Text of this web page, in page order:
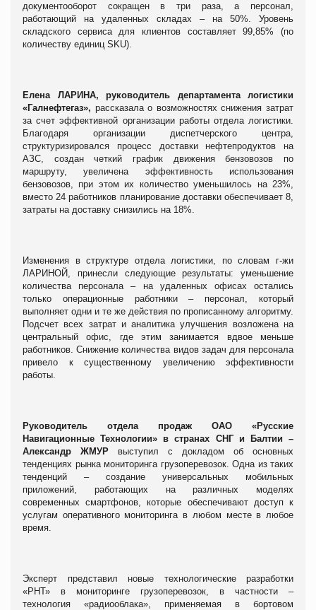
документооборот сокращен в три раза, а персонал,
работающий на удаленных складах – на 50%. Уровень
складского сервиса для клиентов составляет 99,85% (по
количеству единиц SKU).
Елена ЛАРИНА, руководитель департамента логистики
«Галнефтегаз», рассказала о возможностях снижения затрат
за счет эффективной организации работы отдела логистики.
Благодаря организации диспетчерского центра,
структуризировался процесс доставки нефтепродуктов на
АЗС, создан четкий график движения бензовозов по
маршруту, увеличена эффективность использования
бензовозов, при этом их количество уменьшилось на 23%,
вместо 24 работников планирование доставки обеспечивает 8,
затраты на доставку снизились на 18%.
Изменения в структуре отдела логистики, по словам г-жи
ЛАРИНОЙ, принесли следующие результаты: уменьшение
количества персонала – на удаленных офисах остались
только операционные работники – персонал, который
выполняет одни и те же действия по прописанному алгоритму.
Подсчет всех затрат и аналитика улучшения возложена на
центральный офис, где этим занимается вдвое меньше
работников. Снижение количества видов задач для персонала
привело к существенному увеличению эффективности
работы.
Руководитель отдела продаж ОАО «Русские
Навигационные Технологии» в странах СНГ и Балтии –
Александр ЖМУР выступил с докладом об основных
тенденциях рынка мониторинга грузоперевозок. Одна из таких
тенденций – создание универсальных мобильных
приложений, работающих на различных моделях
современных смартфонов, которые обеспечивают доступ к
услугам оперативного мониторинга в любом месте в любое
время.
Эксперт представил новые технологические разработки
«РНТ» в мониторинге грузоперевозок, в частности –
технология «радиооблака», применяемая в бортовом